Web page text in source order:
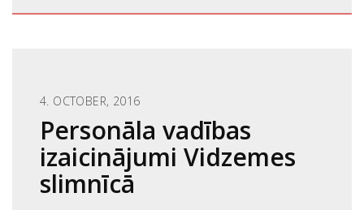
4. OCTOBER, 2016
Personāla vadības
izaicinājumi Vidzemes
slimnīcā